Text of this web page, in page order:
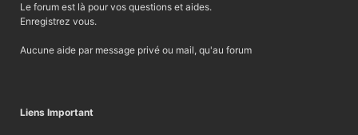
Le forum est là pour vos questions et aides.
Enregistrez vous.
Aucune aide par message privé ou mail, qu'au forum
Liens Important